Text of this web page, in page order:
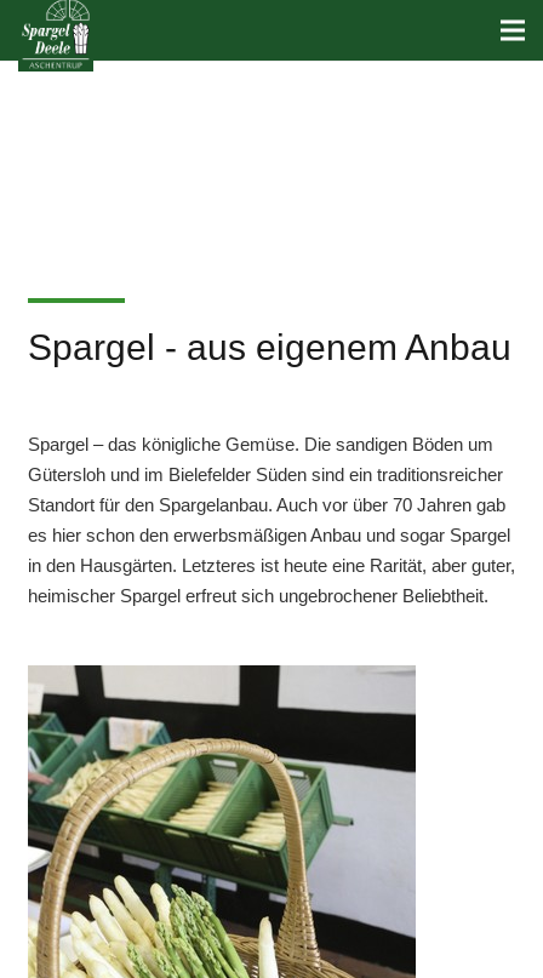
Spargel - aus eigenem Anbau
Spargel – das königliche Gemüse. Die sandigen Böden um
Gütersloh und im Bielefelder Süden sind ein traditionsreicher
Standort für den Spargelanbau. Auch vor über 70 Jahren gab
es hier schon den erwerbsmäßigen Anbau und sogar Spargel
in den Hausgärten. Letzteres ist heute eine Rarität, aber guter,
heimischer Spargel erfreut sich ungebrochener Beliebtheit.